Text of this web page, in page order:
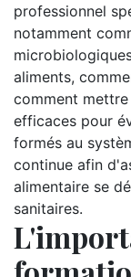
professionnel
notamment
aliments,
comment
efficaces pour
formés au
continue afin
alimentaire se
sanitaires.